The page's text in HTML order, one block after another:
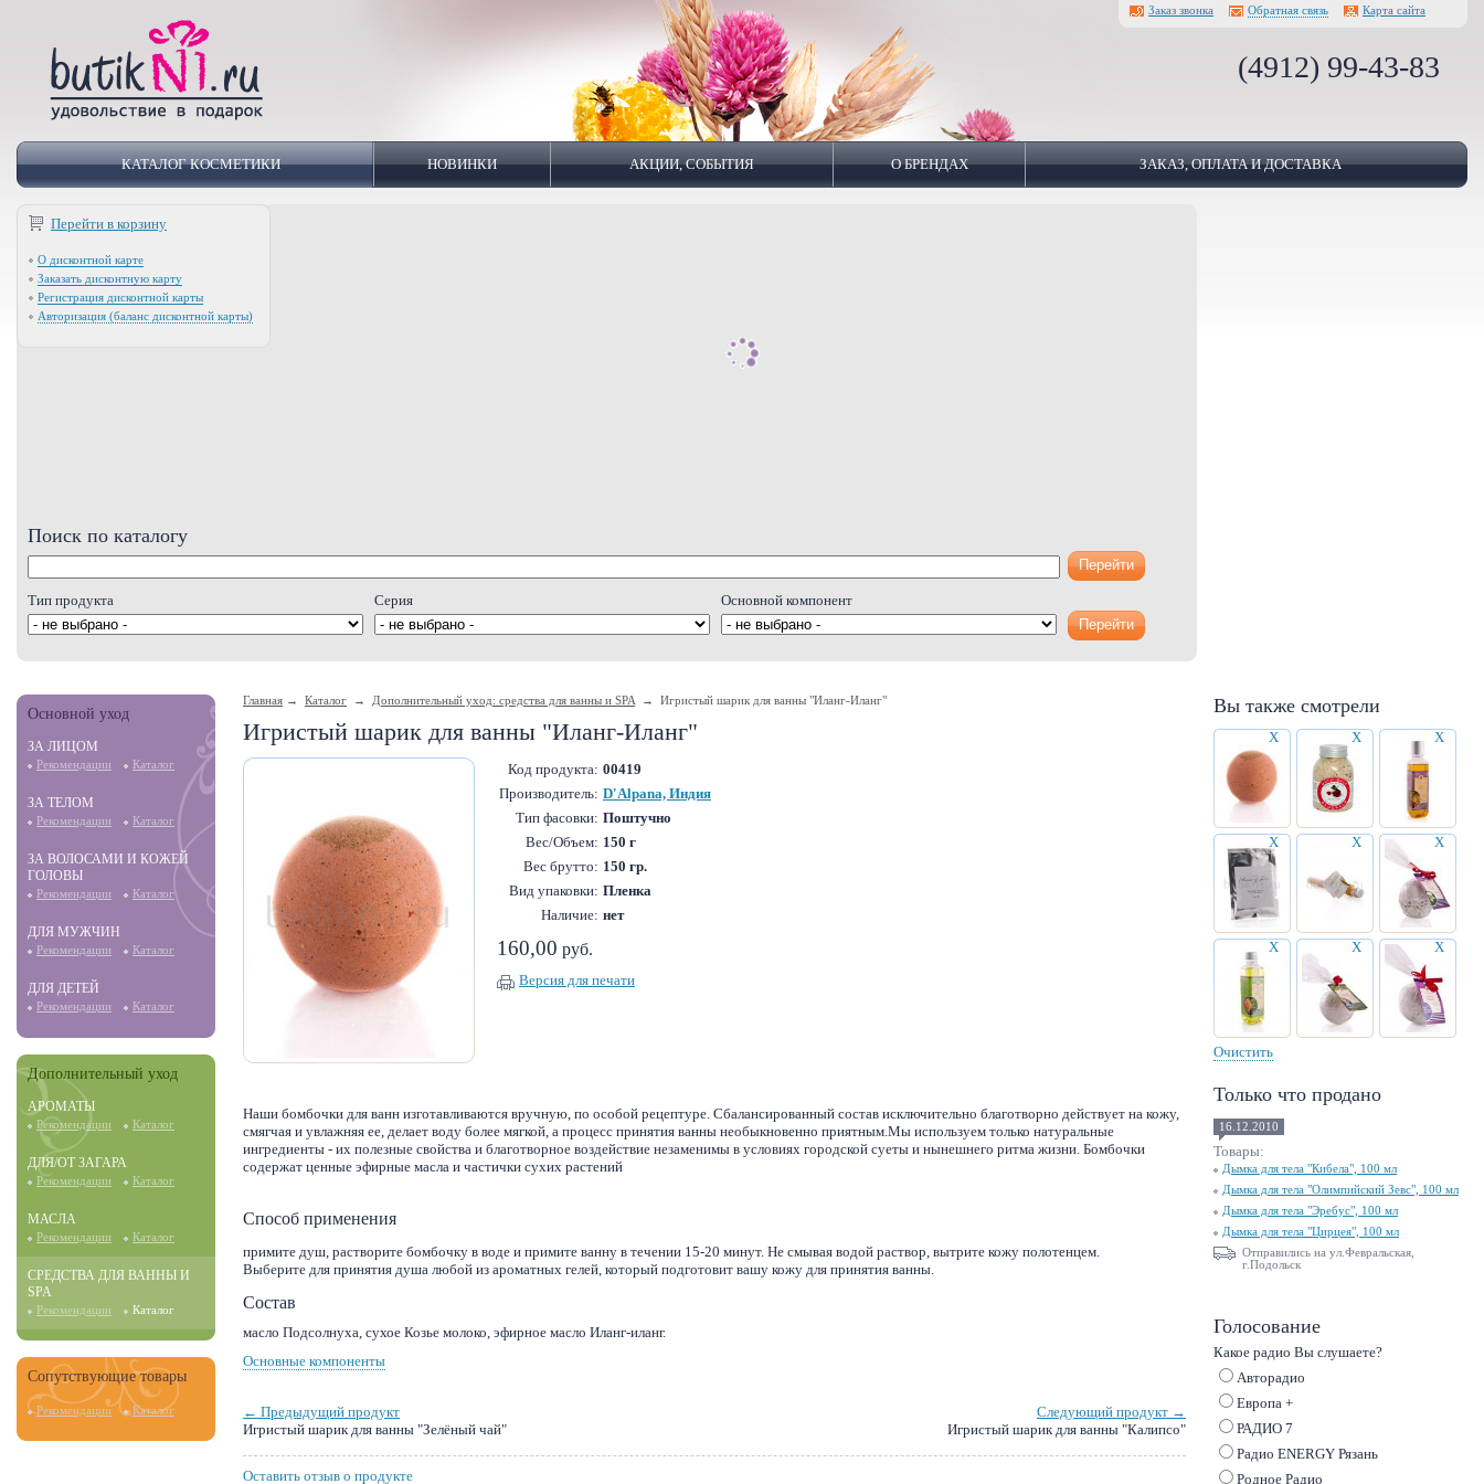
Заказ звонка Обратная связь Карта сайта
(4912) 99-43-83
КАТАЛОГ КОСМЕТИКИ НОВИНКИ АКЦИИ, СОБЫТИЯ О БРЕНДАХ ЗАКАЗ, ОПЛАТА И ДОСТАВКА
Перейти в корзину
О дисконтной карте
Заказать дисконтную карту
Регистрация дисконтной карты
Авторизация (баланс дисконтной карты)
Поиск по каталогу
Тип продукта Серия Основной компонент
Основной уход
ЗА ЛИЦОМ
Рекомендации Каталог
ЗА ТЕЛОМ
Рекомендации Каталог
ЗА ВОЛОСАМИ И КОЖЕЙ
ГОЛОВЫ
Рекомендации Каталог
ДЛЯ МУЖЧИН
Рекомендации Каталог
ДЛЯ ДЕТЕЙ
Рекомендации Каталог
Дополнительный уход
АРОМАТЫ
Рекомендации Каталог
ДЛЯ/ОТ ЗАГАРА
Рекомендации Каталог
МАСЛА
Рекомендации Каталог
СРЕДСТВА ДЛЯ ВАННЫ И
SPA
Рекомендации Каталог
Сопутствующие товары
Рекомендации Каталог
Главная → Каталог → Дополнительный уход: средства для ванны и SPA → Игристый шарик для ванны "Иланг-Иланг"
Игристый шарик для ванны "Иланг-Иланг"
Код продукта: 00419
Производитель: D'Alpana, Индия
Тип фасовки: Поштучно
Вес/Объем: 150 г
Вес брутто: 150 гр.
Вид упаковки: Пленка
Наличие: нет
160,00 руб.
Версия для печати
Наши бомбочки для ванн изготавливаются вручную, по особой рецептуре. Сбалансированный состав исключительно благотворно действует на кожу,
смягчая и увлажняя ее, делает воду более мягкой, а процесс принятия ванны необыкновенно приятным.Мы используем только натуральные
ингредиенты - их полезные свойства и благотворное воздействие незаменимы в условиях городской суеты и нынешнего ритма жизни. Бомбочки
содержат ценные эфирные масла и частички сухих растений
Способ применения
примите душ, растворите бомбочку в воде и примите ванну в течении 15-20 минут. Не смывая водой раствор, вытрите кожу полотенцем.
Выберите для принятия душа любой из ароматных гелей, который подготовит вашу кожу для принятия ванны.
Состав
масло Подсолнуха, сухое Козье молоко, эфирное масло Иланг-иланг.
Основные компоненты
← Предыдущий продукт
Игристый шарик для ванны "Зелёный чай"
Следующий продукт →
Игристый шарик для ванны "Калипсо"
Оставить отзыв о продукте
Вы также смотрели
X X X
X X X
X X X
Очистить
Только что продано
16.12.2010
Товары:
Дымка для тела "Кибела", 100 мл
Дымка для тела "Олимпийский Зевс", 100 мл
Дымка для тела "Эребус", 100 мл
Дымка для тела "Цирцея", 100 мл
Отправились на ул.Февральская,
г.Подольск
Голосование
Какое радио Вы слушаете?
Авторадио
Европа +
РАДИО 7
Радио ENERGY Рязань
Родное Радио